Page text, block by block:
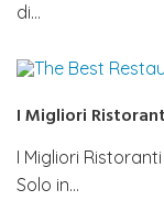
di…
I Migliori
I Migliori
Solo in…